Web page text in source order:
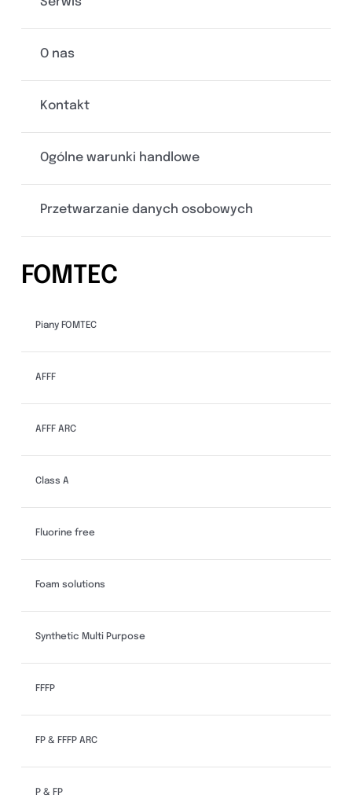
O nas
Kontakt
Ogólne warunki handlowe
Przetwarzanie danych osobowych
FOMTEC
Piany FOMTEC
AFFF
AFFF ARC
Class A
Fluorine free
Foam solutions
Synthetic Multi Purpose
FFFP
FP & FFFP ARC
P & FP